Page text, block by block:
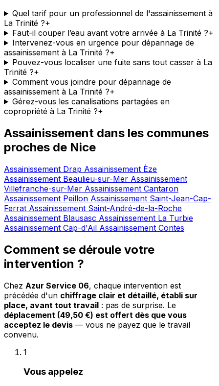
Quel tarif pour un professionnel de l'assainissement à
La Trinité ?+
Faut-il couper l’eau avant votre arrivée à La Trinité ?+
Intervenez-vous en urgence pour dépannage de
assainissement à La Trinité ?+
Pouvez-vous localiser une fuite sans tout casser à La
Trinité ?+
Comment vous joindre pour dépannage de
assainissement à La Trinité ?+
Gérez-vous les canalisations partagées en
copropriété à La Trinité ?+
Assainissement dans les communes
proches de Nice
Assainissement Drap Assainissement Èze
Assainissement Beaulieu-sur-Mer Assainissement
Villefranche-sur-Mer Assainissement Cantaron
Assainissement Peillon Assainissement Saint-Jean-Cap-
Ferrat Assainissement Saint-André-de-la-Roche
Assainissement Blausasc Assainissement La Turbie
Assainissement Cap-d'Ail Assainissement Contes
Comment se déroule votre
intervention ?
Chez Azur Service 06, chaque intervention est
précédée d'un chiffrage clair et détaillé, établi sur
place, avant tout travail : pas de surprise. Le
déplacement (49,50 €) est offert dès que vous
acceptez le devis — vous ne payez que le travail
convenu.
1
Vous appelez